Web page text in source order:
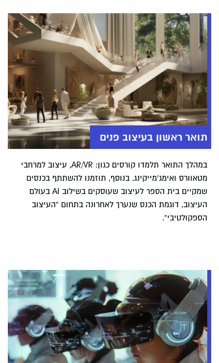
תואר ראשון בעיצוב פנים
במהלך התואר תלמדו קורסים כגון: AR/VR, עיצוב למרחבי
מטאוורס ואימג'מייקינג. בנוסף, תוזמנו להשתתף בכנסים
שמקיים בית הספר לעיצוב שעוסקים בשילוב AI בעולם
העיצוב, דוגמת הכנס שנערך לאחרונה בתחום "העיצוב
הספקולטיבי".